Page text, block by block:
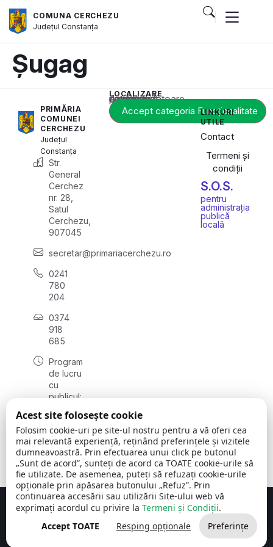
COMUNA CERCHEZU
JudețulConstanța
Șugag
PRIMĂRIA
COMUNEI
CERCHEZU
Județul
Constanța
Str.
General
Cerchez
nr. 28,
Satul
Cerchezu,
907045
secretar@primariacerchezu.ro
0241
780
204
0374
918
685
Program
de lucru
cu
publicul:
08:00 -
16:30
, vineri:
08:00 -
14:00
LOCALIZARE
Acest conținut este blocat până când acceptați categoria corespunzătoare de cookie-uri.
Accept categoria Funcționalitate
LINKURI
UTILE
Contact
Termeni și
condiții
S.O.S.
pentru
administrația
publică
locală
Comuna Cerchezu © 2026Toate drepturile rezervate
Concept realizat de Big Media Relații Publice SRL
Acest site folosește cookie
Folosim cookie-uri pe site-ul nostru pentru a vă oferi cea
mai relevantă experiență, reținând preferințele și vizitele
dumneavoastră. Prin efectuarea unui click pe butonul
„Sunt de acord”, sunteți de acord ca TOATE cookie-urile să
fie utilizate. De asemenea, puteți să refuzați cookie-urile
opționale prin apăsarea butonului „Refuz”. Prin
continuarea accesării sau utilizării Site-ului web vă
exprimați acordul cu privire la Termeni și Condiții.
Accept TOATE
Resping opționale Preferințe